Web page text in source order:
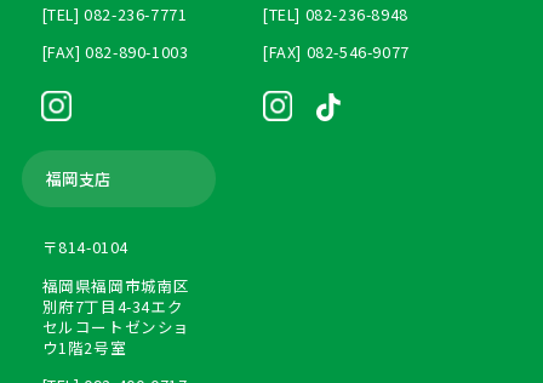
[TEL] 082-236-7771
[FAX] 082-890-1003
[TEL] 082-236-8948
[FAX] 082-546-9077
福岡支店
〒814-0104
福岡県福岡市城南区
別府7丁目4-34エク
セルコートゼンショ
ウ1階2号室